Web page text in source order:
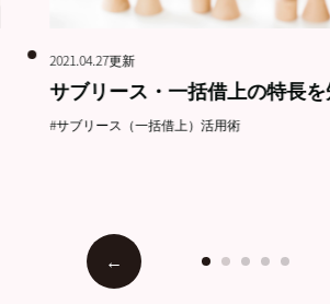
2021.04.27更新
サブリース・一括借上の特長
#サブリース（一括借上）活用術